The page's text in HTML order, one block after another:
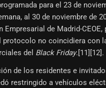
para el 23 de
al 30 de noviembre de
Empresarial de Madrid-CEOE,
protocolo no coincidiera con
del Black Friday.[11]​[12]​.
de los residentes e
restringido a vehículos